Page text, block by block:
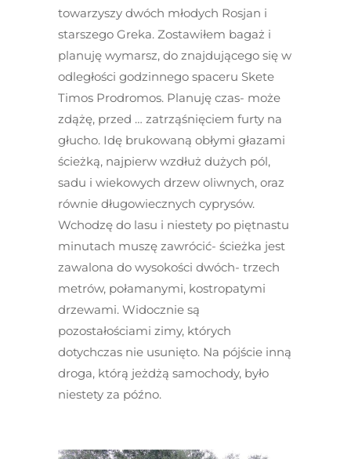
towarzyszy dwóch młodych Rosjan i
starszego Greka. Zostawiłem bagaż i
planuję wymarsz, do znajdującego się w
odległości godzinnego spaceru Skete
Timos Prodromos. Planuję czas- może
zdążę, przed … zatrząśnięciem furty na
głucho. Idę brukowaną obłymi głazami
ścieżką, najpierw wzdłuż dużych pól,
sadu i wiekowych drzew oliwnych, oraz
równie długowiecznych cyprysów.
Wchodzę do lasu i niestety po piętnastu
minutach muszę zawrócić- ścieżka jest
zawalona do wysokości dwóch- trzech
metrów, połamanymi, kostropatymi
drzewami. Widocznie są
pozostałościami zimy, których
dotychczas nie usunięto. Na pójście inną
droga, którą jeżdżą samochody, było
niestety za późno.